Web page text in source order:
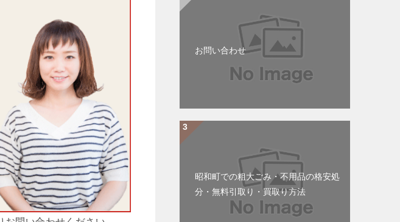
お問い合わせ
昭和町での粗大ごみ・不用品の格安処
分・無料引取り・買取り方法